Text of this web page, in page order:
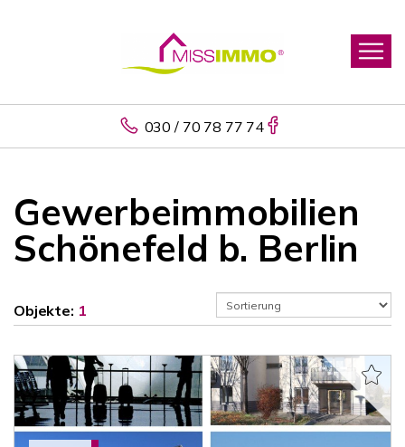
030 / 70 78 77 74
Gewerbeimmobilien
Schönefeld b. Berlin
Objekte: 1